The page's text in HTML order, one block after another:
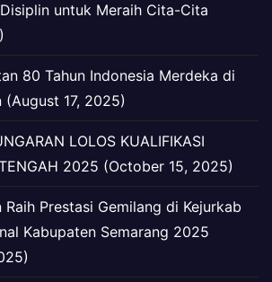
untuk Meraih Cita-Cita
80 Tahun Indonesia Merdeka di
(August 17, 2025)
LOLOS KUALIFIKASI
TENGAH 2025 (October 15, 2025)
Raih Prestasi Gemilang di Kejurkab
Kabupaten Semarang 2025